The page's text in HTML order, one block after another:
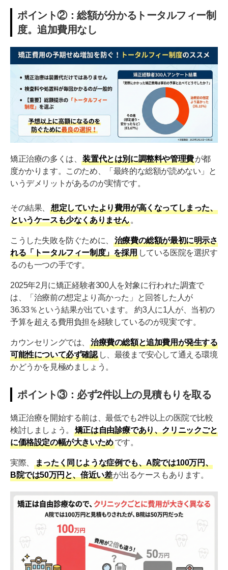
ポイント②：総額が分かるトータルフィー制
度。追加費用なし
矯正治療の多くは、 装置代とは別に調整料や管理費が都
度かかります。このため、「最終的な総額が読めない」と
いうデメリットがあるのが実情です。
その結果、
想定していたより費用が高くなってしまった、
というケースも少なくありません 。
こうした失敗を防ぐために、
治療費の総額が最初に明示さ
れる「トータルフィー制度」を採用 している医院を選択す
るのも一つの手です。
2025年2月に矯正経験者300人を対象に行われた調査で
は、「治療前の想定より高かった」と回答した人が
36.33％という結果が出ています。 約3人に1人が、当初の
予算を超える費用負担を経験しているのが現実です。
カウンセリングでは、
治療費の総額と追加費用が発生する
可能性について必ず確認 し、最後まで安心して通える環境
かどうかを見極めましょう。
ポイント③：必ず2件以上の見積もりを取る
矯正治療を開始する前は、最低でも2件以上の医院で比較
検討しましょう。
矯正は自由診療であり、クリニックごと
に価格設定の幅が大きいためです。
実際、
まったく同じような症例でも、A院では100万円、
B院では50万円と、倍近い差が出るケースもあります。